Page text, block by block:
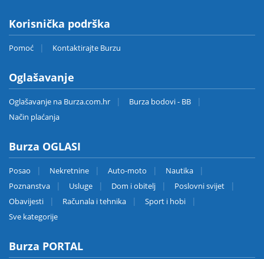
Korisnička podrška
Pomoć Kontaktirajte Burzu
Oglašavanje
Oglašavanje na Burza.com.hr
Burza bodovi - BB
Način plaćanja
Burza OGLASI
Posao Nekretnine Auto-moto
Nautika
Poznanstva
Usluge Dom i obitelj
Poslovni svijet
Obavijesti
Računala i tehnika
Sport i hobi
Sve kategorije
Burza PORTAL